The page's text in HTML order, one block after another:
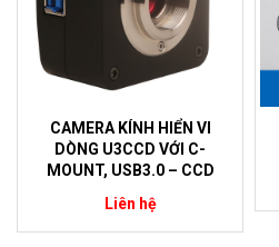
CAMERA KÍNH HIỂN VI
DÒNG U3CCD VỚI C-
MOUNT, USB3.0 – CCD
Liên hệ